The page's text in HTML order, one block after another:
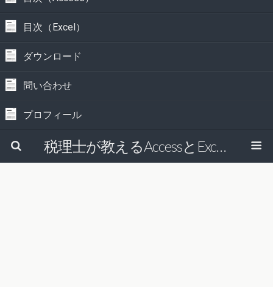
目次（Excel）
ダウンロード
問い合わせ
プロフィール
税理士が教えるAccessとExcelで経理の仕事を効率的にする方法